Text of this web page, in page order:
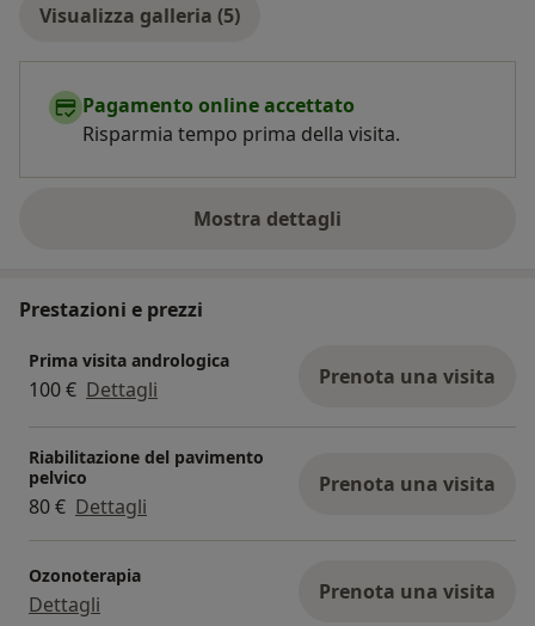
Visualizza galleria (5)
Pagamento online accettato
Risparmia tempo prima della visita.
Mostra dettagli
sull'esperienza
Prestazioni e prezzi
Prima visita andrologica
100 € Dettagli Prenota una visita
Riabilitazione del pavimento
pelvico
80 € Dettagli
Prenota una visita
Ozonoterapia
Dettagli Prenota una visita